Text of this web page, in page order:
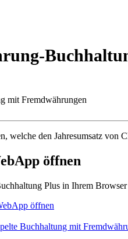
mit Fremdwährungen
welche den Jahresumsatz von
öffnen
Plus in Ihrem
öffnen
Buchhaltung mit